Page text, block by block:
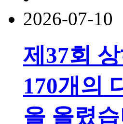
2026-07-10
제37회
170개의
을 올렸